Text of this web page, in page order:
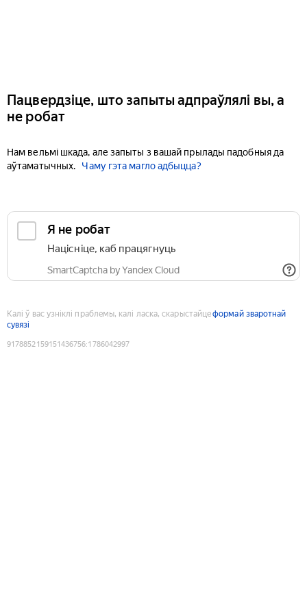
Пацвердзіце, што запыты адпраўлялі вы, а
не робат
Нам вельмі шкада, але запыты з вашай прылады падобныя да
аўтаматычных.
Чаму гэта магло адбыцца?
Я не робат
Націсніце, каб працягнуць
SmartCaptcha by Yandex Cloud
Калі ў вас узніклі праблемы, калі ласка, скарыстайцеформай зваротнай
сувязі
9178852159151436756:1786042997